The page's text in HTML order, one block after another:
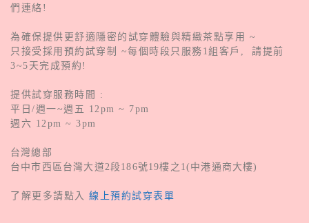
們連絡!
為確保提供更舒適隱密的試穿體驗與精緻茶點享用 ~
只接受採用預約試穿制 ~每個時段只服務1組客戶, 請提前
3~5天完成預約!
提供試穿服務時間 :
平日/週一~週五 12pm ~ 7pm
週六 12pm ~ 3pm
台灣總部
台中市西區台灣大道2段186號19樓之1(中港通商大樓)
了解更多請點入 線上預約試穿表單